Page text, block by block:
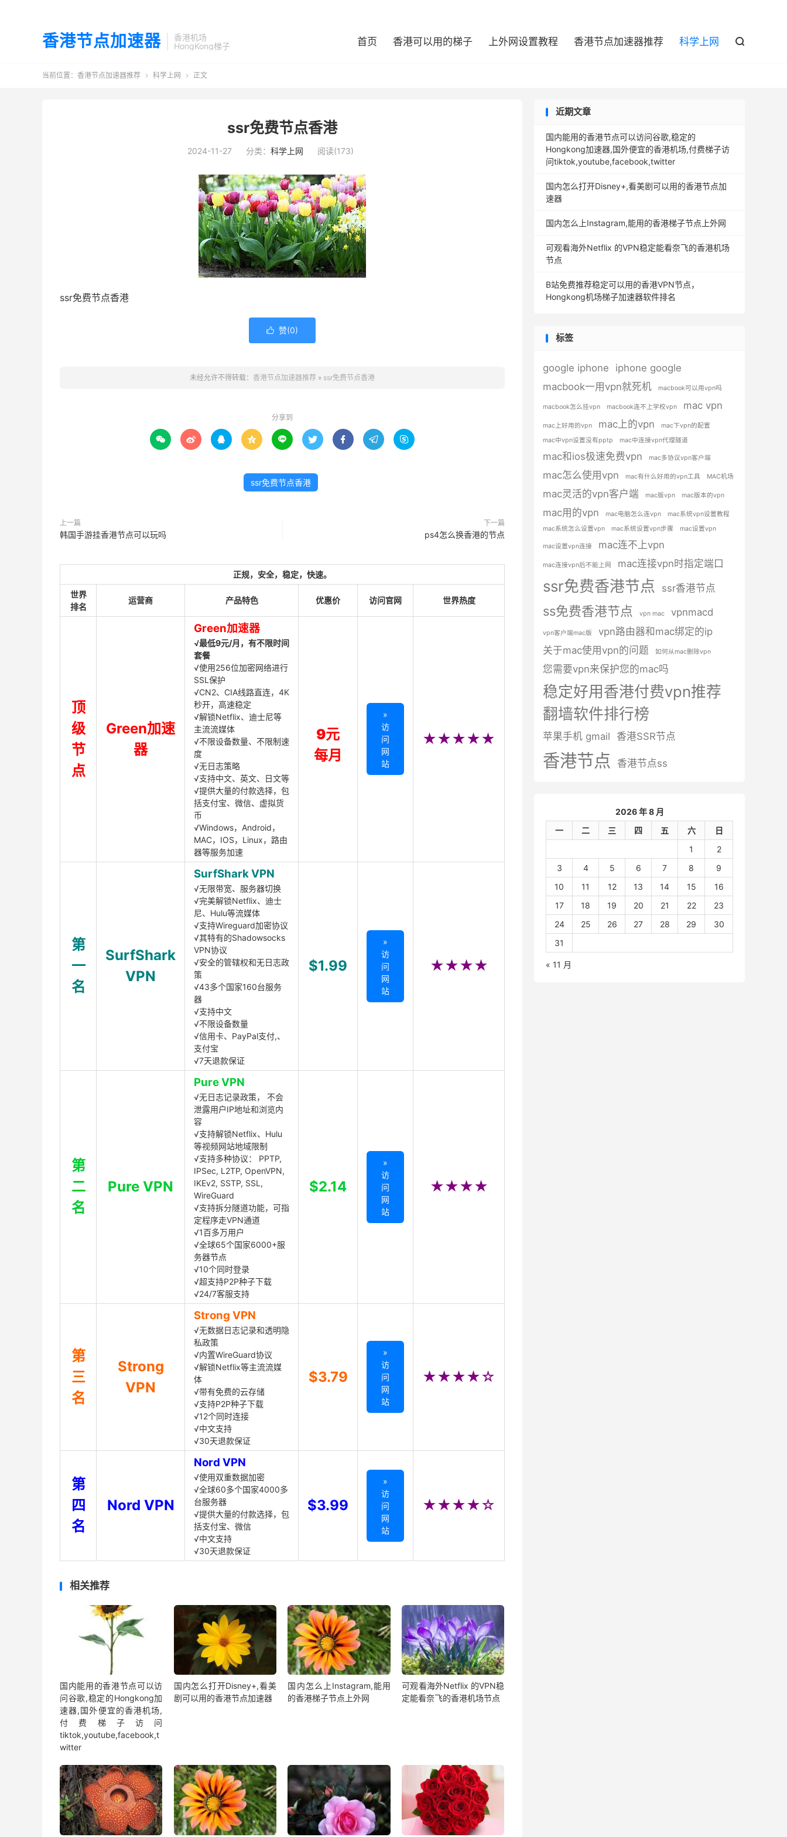
香港节点加速器
香港机场
HongKong梯子
首页 香港可以用的梯子 上外网设置教程 香港节点加速器推荐 科学上网 
当前位置： 香港节点加速器推荐  科学上网  正文
ssr免费节点香港
2024-11-27 分类： 科学上网 阅读(173)
ssr免费节点香港
 赞(0)
未经允许不得转载： 香港节点加速器推荐 » ssr免费节点香港
分享到
        
ssr免费节点香港
上一篇
韩国手游挂香港节点可以玩吗
下一篇
ps4怎么换香港的节点
正规，安全，稳定，快速。
世界
排名
运营商 产品特色 优惠价 访问官网 世界热度
顶
级
节
点
Green加速
器
Green加速器
√最低9元/月，有不限时间
套餐
√使用256位加密网络进行
SSL保护
√CN2、CIA线路直连，4K
秒开，高速稳定
√解锁Netflix、迪士尼等
主流流媒体
√不限设备数量、不限制速
度
√无日志策略
√支持中文、英文、日文等
√提供大量的付款选择，包
括支付宝、微信、虚拟货
币
√Windows，Android，
MAC，IOS，Linux，路由
器等服务加速
9元
每月
»
访
问
网
站
★★★★★
第
一
名
SurfShark
VPN
SurfShark VPN
√无限带宽、服务器切换
√完美解锁Netflix、迪士
尼、Hulu等流媒体
√支持Wireguard加密协议
√其特有的Shadowsocks
VPN协议
√安全的管辖权和无日志政
策
√43多个国家160台服务
器
√支持中文
√不限设备数量
√信用卡、PayPal支付,、
支付宝
√7天退款保证
$1.99
»
访
问
网
站
★★★★
第
二
名
Pure VPN
Pure VPN
√无日志记录政策， 不会
泄露用户IP地址和浏览内
容
√支持解锁Netflix、Hulu
等视频网站地域限制
√支持多种协议： PPTP,
IPSec, L2TP, OpenVPN,
IKEv2, SSTP, SSL,
WireGuard
√支持拆分隧道功能，可指
定程序走VPN通道
√1百多万用户
√全球65个国家6000+服
务器节点
√10个同时登录
√超支持P2P种子下载
√24/7客服支持
$2.14
»
访
问
网
站
★★★★
第
三
名
Strong
VPN
Strong VPN
√无数据日志记录和透明隐
私政策
√内置WireGuard协议
√解锁Netflix等主流流媒
体
√带有免费的云存储
√支持P2P种子下载
√12个同时连接
√中文支持
√30天退款保证
$3.79
»
访
问
网
站
★★★★☆
第
四
名
Nord VPN
Nord VPN
√使用双重数据加密
√全球60多个国家4000多
台服务器
√提供大量的付款选择，包
括支付宝、微信
√中文支持
√30天退款保证
$3.99
»
访
问
网
站
★★★★☆
相关推荐
国内能用的香港节点可以访
问谷歌,稳定的Hongkong加
速器,国外便宜的香港机场,
付费梯子访问
tiktok,youtube,facebook,t
witter
国内怎么打开Disney+,看美
剧可以用的香港节点加速器
国内怎么上Instagram,能用
的香港梯子节点上外网
可观看海外Netflix 的VPN稳
定能看奈飞的香港机场节点
近期文章
国内能用的香港节点可以访问谷歌,稳定的
Hongkong加速器,国外便宜的香港机场,付费梯子访
问tiktok,youtube,facebook,twitter
国内怎么打开Disney+,看美剧可以用的香港节点加
速器
国内怎么上Instagram,能用的香港梯子节点上外网
可观看海外Netflix 的VPN稳定能看奈飞的香港机场
节点
B站免费推荐稳定可以用的香港VPN节点，
Hongkong机场梯子加速器软件排名
标签
google iphone
iphone google
macbook一用vpn就死机
macbook可以用vpn吗
macbook怎么挂vpn macbook连不上学校vpn mac vpn
mac上好用的vpn mac上的vpn
mac下vpn的配置
mac中vpn设置没有pptp
mac中连接vpn代理隧道
mac和ios极速免费vpn mac多协议vpn客户端
mac怎么使用vpn mac有什么好用的vpn工具 MAC机场
mac灵活的vpn客户端 mac版vpn mac版本的vpn
mac用的vpn mac电脑怎么连vpn
mac系统vpn设置教程
mac系统怎么设置vpn
mac系统设置vpn步骤 mac设置vpn
mac设置vpn连接 mac连不上vpn
mac连接vpn后不能上网 mac连接vpn时指定端口
ssr免费香港节点 ssr香港节点
ss免费香港节点 vpn mac vpnmacd
vpn客户端mac版
vpn路由器和mac绑定的ip
关于mac使用vpn的问题
如何从mac删除vpn
您需要vpn来保护您的mac吗
稳定好用香港付费vpn推荐
翻墙软件排行榜
苹果手机 gmail 香港SSR节点
香港节点 香港节点ss
2026 年 8 月
一
二 三 四 五 六
日
1
2
3
4 5 6 7 8
9
10
11 12 13 14 15
16
17
18 19 20 21 22
23
24
25 26 27 28 29
30
31
« 11 月